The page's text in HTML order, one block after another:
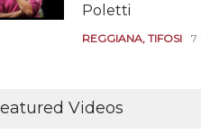
Poletti
REGGIANA, TIFOSI 7
assistere agli
Videos